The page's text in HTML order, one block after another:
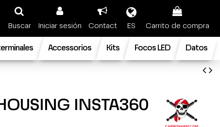
Buscar Iniciar sesión Contact ES Carrito de compra
Accessorios Kits Focos LED Datos
INSTA360